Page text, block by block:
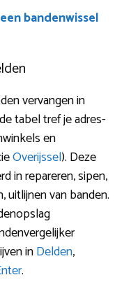
bandenwissel
vervangen in
tabel tref je adres-
en
Overijssel). Deze
in repareren, sipen,
uitlijnen van banden.
inDelden,
.